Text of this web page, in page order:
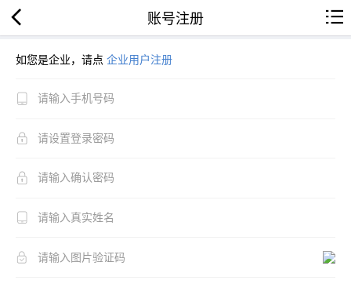
账号注册
如您是企业，请点 企业用户注册